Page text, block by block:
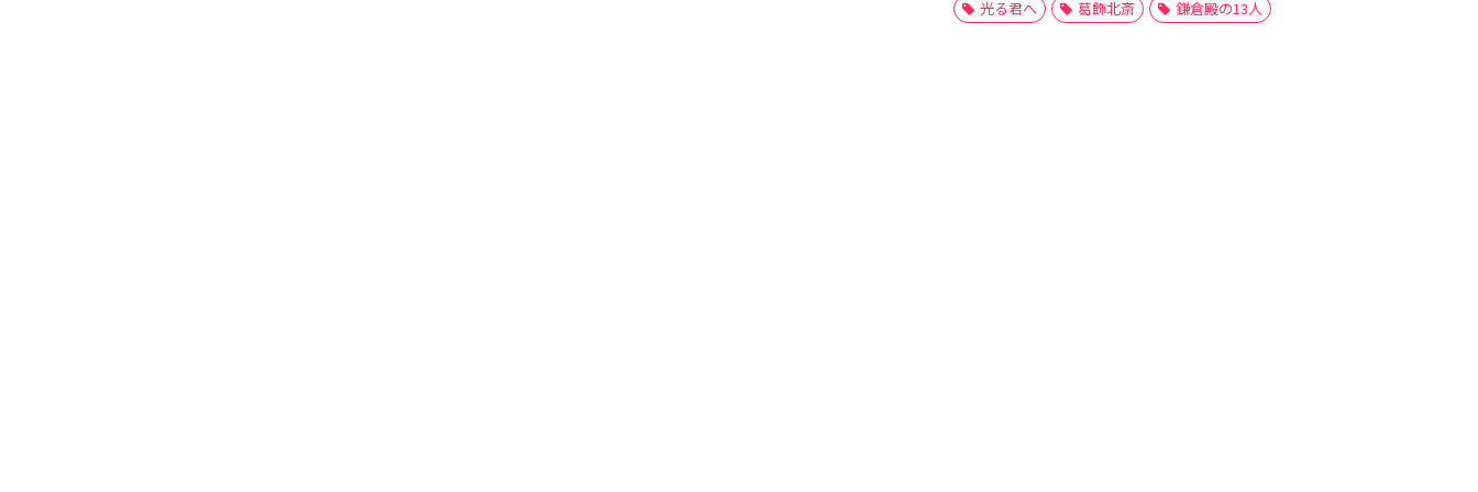
光る君へ 葛飾北斎 鎌倉殿の13人